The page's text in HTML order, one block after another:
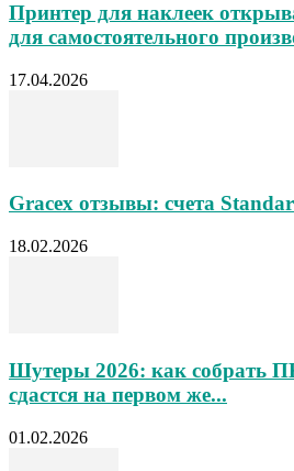
Принтер для наклеек
для самостоятельного
17.04.2026
Gracex отзывы: счета
18.02.2026
Шутеры 2026: как собрать
сдастся на первом же...
01.02.2026